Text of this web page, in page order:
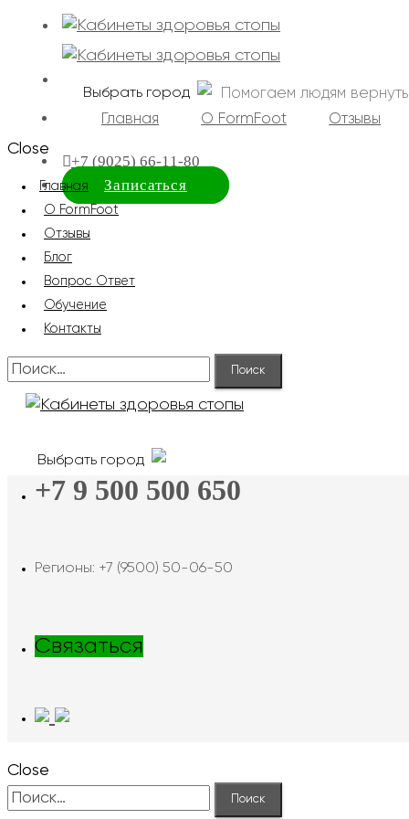
Выбрать город
Помогаем людям
Главная
О FormFoot Отзывы
+7 (9025) 66-11-80
Записаться
Close
Главная
О FormFoot
Отзывы
Блог
Вопрос Ответ
Обучение
Контакты
Найти:
Выбрать город
+7 9 500 500 650
Регионы: +7 (9500) 50-06-50
Связаться
Close
Найти: